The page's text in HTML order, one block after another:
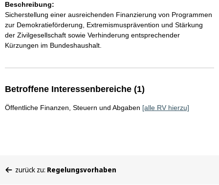
Beschreibung:
Sicherstellung einer ausreichenden Finanzierung von Programmen
zur Demokratieförderung, Extremismusprävention und Stärkung
der Zivilgesellschaft sowie Verhinderung entsprechender
Kürzungen im Bundeshaushalt.
Betroffene Interessenbereiche (1)
Öffentliche Finanzen, Steuern und Abgaben [alle RV hierzu]
befinden
zurück zu: Regelungsvorhaben